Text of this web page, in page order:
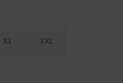
XL XXL